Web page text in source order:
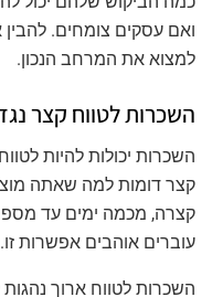
ואם עסקים צומחים.
למצוא את המרחב הנכון.
השכרות לטווח קצר
השכרות יכולות להיות
קצרה, מכמה ימים עד
עוברים אוהבים אפשרות זו.
השכרות לטווח ארוך נהגות